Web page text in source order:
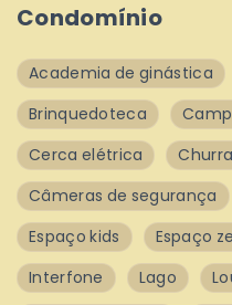
Condomínio
Academia de ginástica
Brinquedoteca
Cerca elétrica
Câmeras de segurança
Espaço kids
Espaço
Interfone
Lago